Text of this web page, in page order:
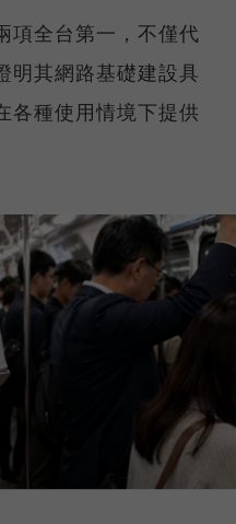
項全台第一，不僅代
明其網路基礎建設具
各種使用情境下提供